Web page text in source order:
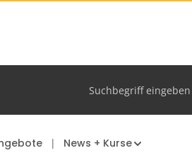
News + Kurse